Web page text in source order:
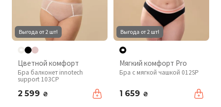
Выгода от 2 шт!
Цветной комфорт
Бра балконет innotech
support 103CP
2 599 ₴
Выгода от 2 шт!
Мягкий комфорт Pro
Бра с мягкой чашкой 012SP
1 659 ₴